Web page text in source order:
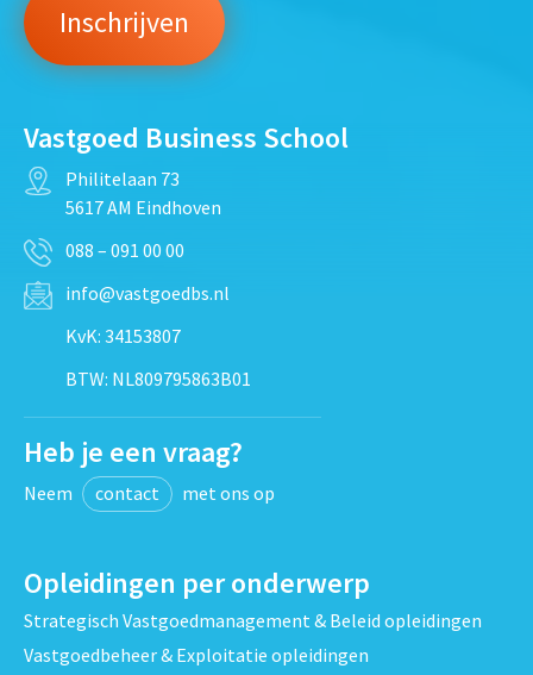
Vastgoed Business School
Philitelaan 73
5617 AM Eindhoven
088 – 091 00 00
info@vastgoedbs.nl
KvK: 34153807
BTW: NL809795863B01
Heb je een vraag?
Neem contact met ons op
Opleidingen per onderwerp
Strategisch Vastgoedmanagement & Beleid opleidingen
Vastgoedbeheer & Exploitatie opleidingen